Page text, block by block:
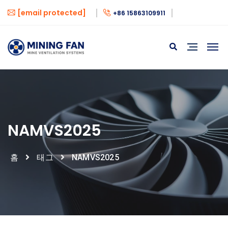
[email protected] +86 15863109911
NAMVS2025
홈 태그 NAMVS2025